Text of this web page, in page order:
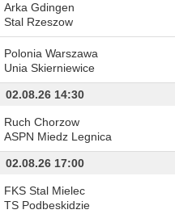
Arka Gdingen
Stal Rzeszow
Polonia Warszawa
Unia Skierniewice
02.08.26 14:30
Ruch Chorzow
ASPN Miedz Legnica
02.08.26 17:00
FKS Stal Mielec
TS Podbeskidzie